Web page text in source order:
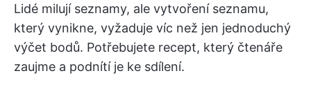
Lidé milují seznamy, ale vytvoření seznamu,
který vynikne, vyžaduje víc než jen jednoduchý
výčet bodů. Potřebujete recept, který čtenáře
zaujme a podnítí je ke sdílení.